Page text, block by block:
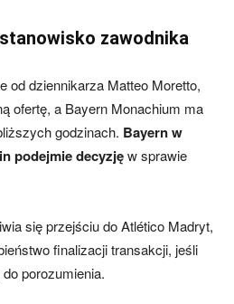
zawodnika
od dziennikarza Matteo Moretto,
ofertę, a Bayern Monachium ma
godzinach. Bayern w
podejmie decyzjęw sprawie
się przejściu do Atlético Madryt,
finalizacji transakcji, jeśli
porozumienia.